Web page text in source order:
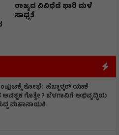
ರಾಜ್ಯದ ವಿವಿಧೆಡೆ ಭಾರಿ ಮಳೆ
ಸಾಧ್ಯತೆ
ಸಂಪುಟಕ್ಕೆ ಶೋಭೆ: ಹೆಬ್ಬಾಳ್ಕರ್ ಯಾಕೆ
ಅವಶ್ಯಕ ಗೊತ್ತೇ ? ಬೆಳಗಾವಿಗೆ ಅಭಿವೃದ್ಧಿಯ
ಮಹಾನಾಯಕಿ